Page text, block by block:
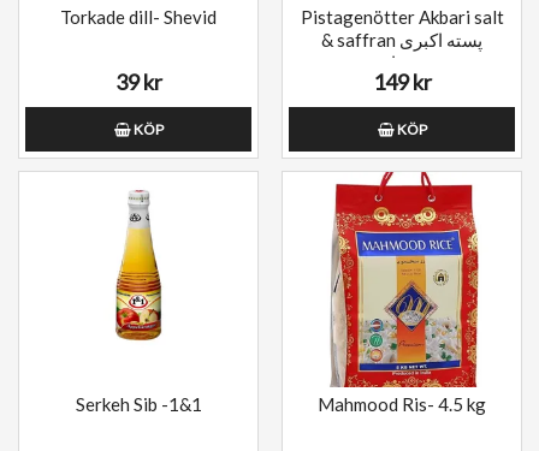
Torkade dill- Shevid
39 kr
KÖP
Pistagenötter Akbari salt
& saffran پسته اکبری
زعفرانی
149 kr
KÖP
Serkeh Sib -1&1 Mahmood Ris- 4.5 kg